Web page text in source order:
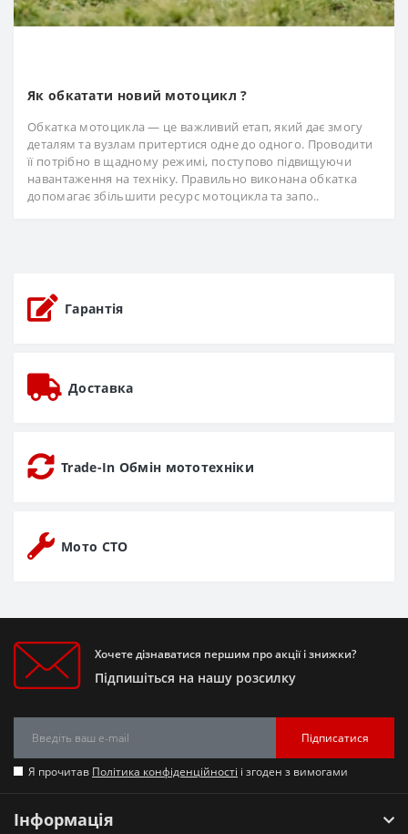
Як обкатати новий мотоцикл ?
Обкатка мотоцикла — це важливий етап, який дає змогу
деталям та вузлам притертися одне до одного. Проводити
її потрібно в щадному режимі, поступово підвищуючи
навантаження на техніку. Правильно виконана обкатка
допомагає збільшити ресурс мотоцикла та запо..
Гарантія
Доставка
Trade-In Обмін мототехніки
Мото СТО
Хочете дізнаватися першим про акції і знижки?
Підпишіться на нашу розсилку
Підписатися
Я прочитав Політика конфіденційності і згоден з вимогами
Інформація